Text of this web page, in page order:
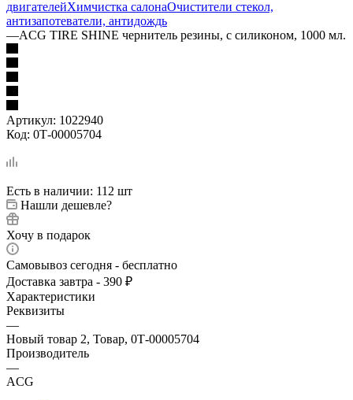
двигателейХимчистка салонаОчистители стекол,
антизапотеватели, антидождь
—ACG TIRE SHINE чернитель резины, с силиконом, 1000 мл.
Артикул: 1022940
Код: 0Т-00005704
Есть в наличии: 112 шт
Нашли дешевле?
Хочу в подарок
Самовывоз сегодня - бесплатно
Доставка завтра - 390 ₽
Характеристики
Реквизиты
—
Новый товар 2, Товар, 0Т-00005704
Производитель
—
ACG